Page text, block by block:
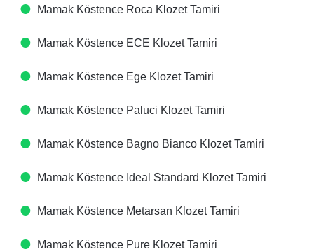
Mamak Köstence Roca Klozet Tamiri
Mamak Köstence ECE Klozet Tamiri
Mamak Köstence Ege Klozet Tamiri
Mamak Köstence Paluci Klozet Tamiri
Mamak Köstence Bagno Bianco Klozet Tamiri
Mamak Köstence Ideal Standard Klozet Tamiri
Mamak Köstence Metarsan Klozet Tamiri
Mamak Köstence Pure Klozet Tamiri